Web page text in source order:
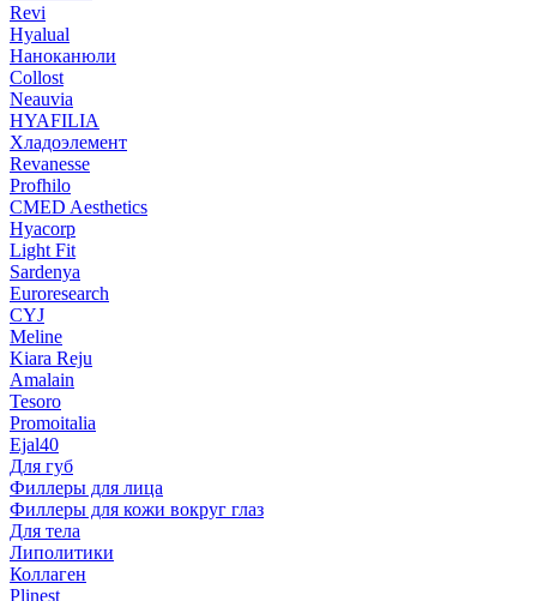
Revi
Hyalual
Наноканюли
Collost
Neauvia
HYAFILIA
Хладоэлемент
Revanesse
Profhilo
CMED Aesthetics
Hyacorp
Light Fit
Sardenya
Euroresearch
CYJ
Meline
Kiara Reju
Amalain
Tesoro
Promoitalia
Ejal40
Для губ
Филлеры для лица
Филлеры для кожи вокруг глаз
Для тела
Липолитики
Коллаген
Plinest